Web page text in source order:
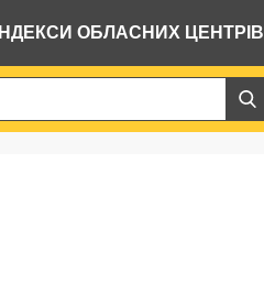
ІНДЕКСИ ОБЛАСНИХ ЦЕНТРІВ